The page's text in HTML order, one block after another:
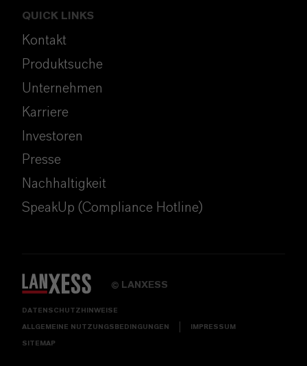
QUICK LINKS
Kontakt
Produktsuche
Unternehmen
Karriere
Investoren
Presse
Nachhaltigkeit
SpeakUp (Compliance Hotline)
© LANXESS
DATENSCHUTZHINWEISE
ALLGEMEINE NUTZUNGSBEDINGUNGEN IMPRESSUM
SITEMAP